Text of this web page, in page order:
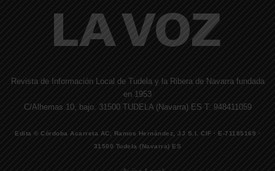
Revista de Información Local de Tudela y la Ribera de Navarra fundada
en 1953
C/Alhemas 10, bajo. 31500 TUDELA (Navarra) ES T. 948411059
Edita © Córdoba Acarreta AC, Ramos Hernández, JJ S.I. CIF · E-71185169 ·
31500 Tudela (Navarra) ES